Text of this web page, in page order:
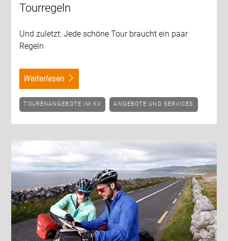
Tourregeln
Und zuletzt: Jede schöne Tour braucht ein paar
Regeln
weiterlesen
TOURENANGEBOTE IM KV ANGEBOTE UND SERVICES